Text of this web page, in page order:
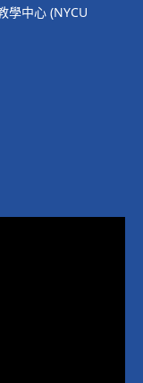
學中心 (NYCU